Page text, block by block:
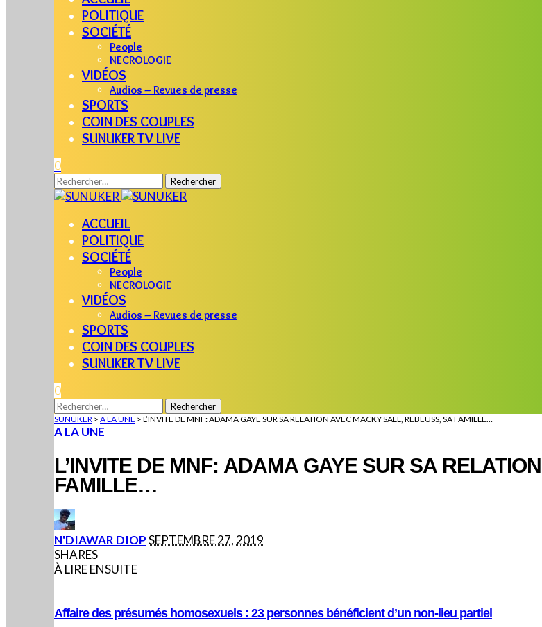
POLITIQUE
SOCIÉTÉ
People
NECROLOGIE
VIDÉOS
Audios – Revues de presse
SPORTS
COIN DES COUPLES
SUNUKER TV LIVE
0
Rechercher :
ACCUEIL
POLITIQUE
SOCIÉTÉ
People
NECROLOGIE
VIDÉOS
Audios – Revues de presse
SPORTS
COIN DES COUPLES
SUNUKER TV LIVE
0
Rechercher :
SUNUKER > A LA UNE > L’INVITE DE MNF: ADAMA GAYE SUR SA RELATION AVEC MACKY SALL, REBEUSS, SA FAMILLE…
A LA UNE
L’INVITE DE MNF: ADAMA GAYE SUR SA
FAMILLE…
POSTED
BY
N'DIAWAR DIOPSEPTEMBRE 27, 2019
SHARES
À LIRE ENSUITE
Affaire des présumés homosexuels : 23 personnes bénéficient d’un non-lieu partiel